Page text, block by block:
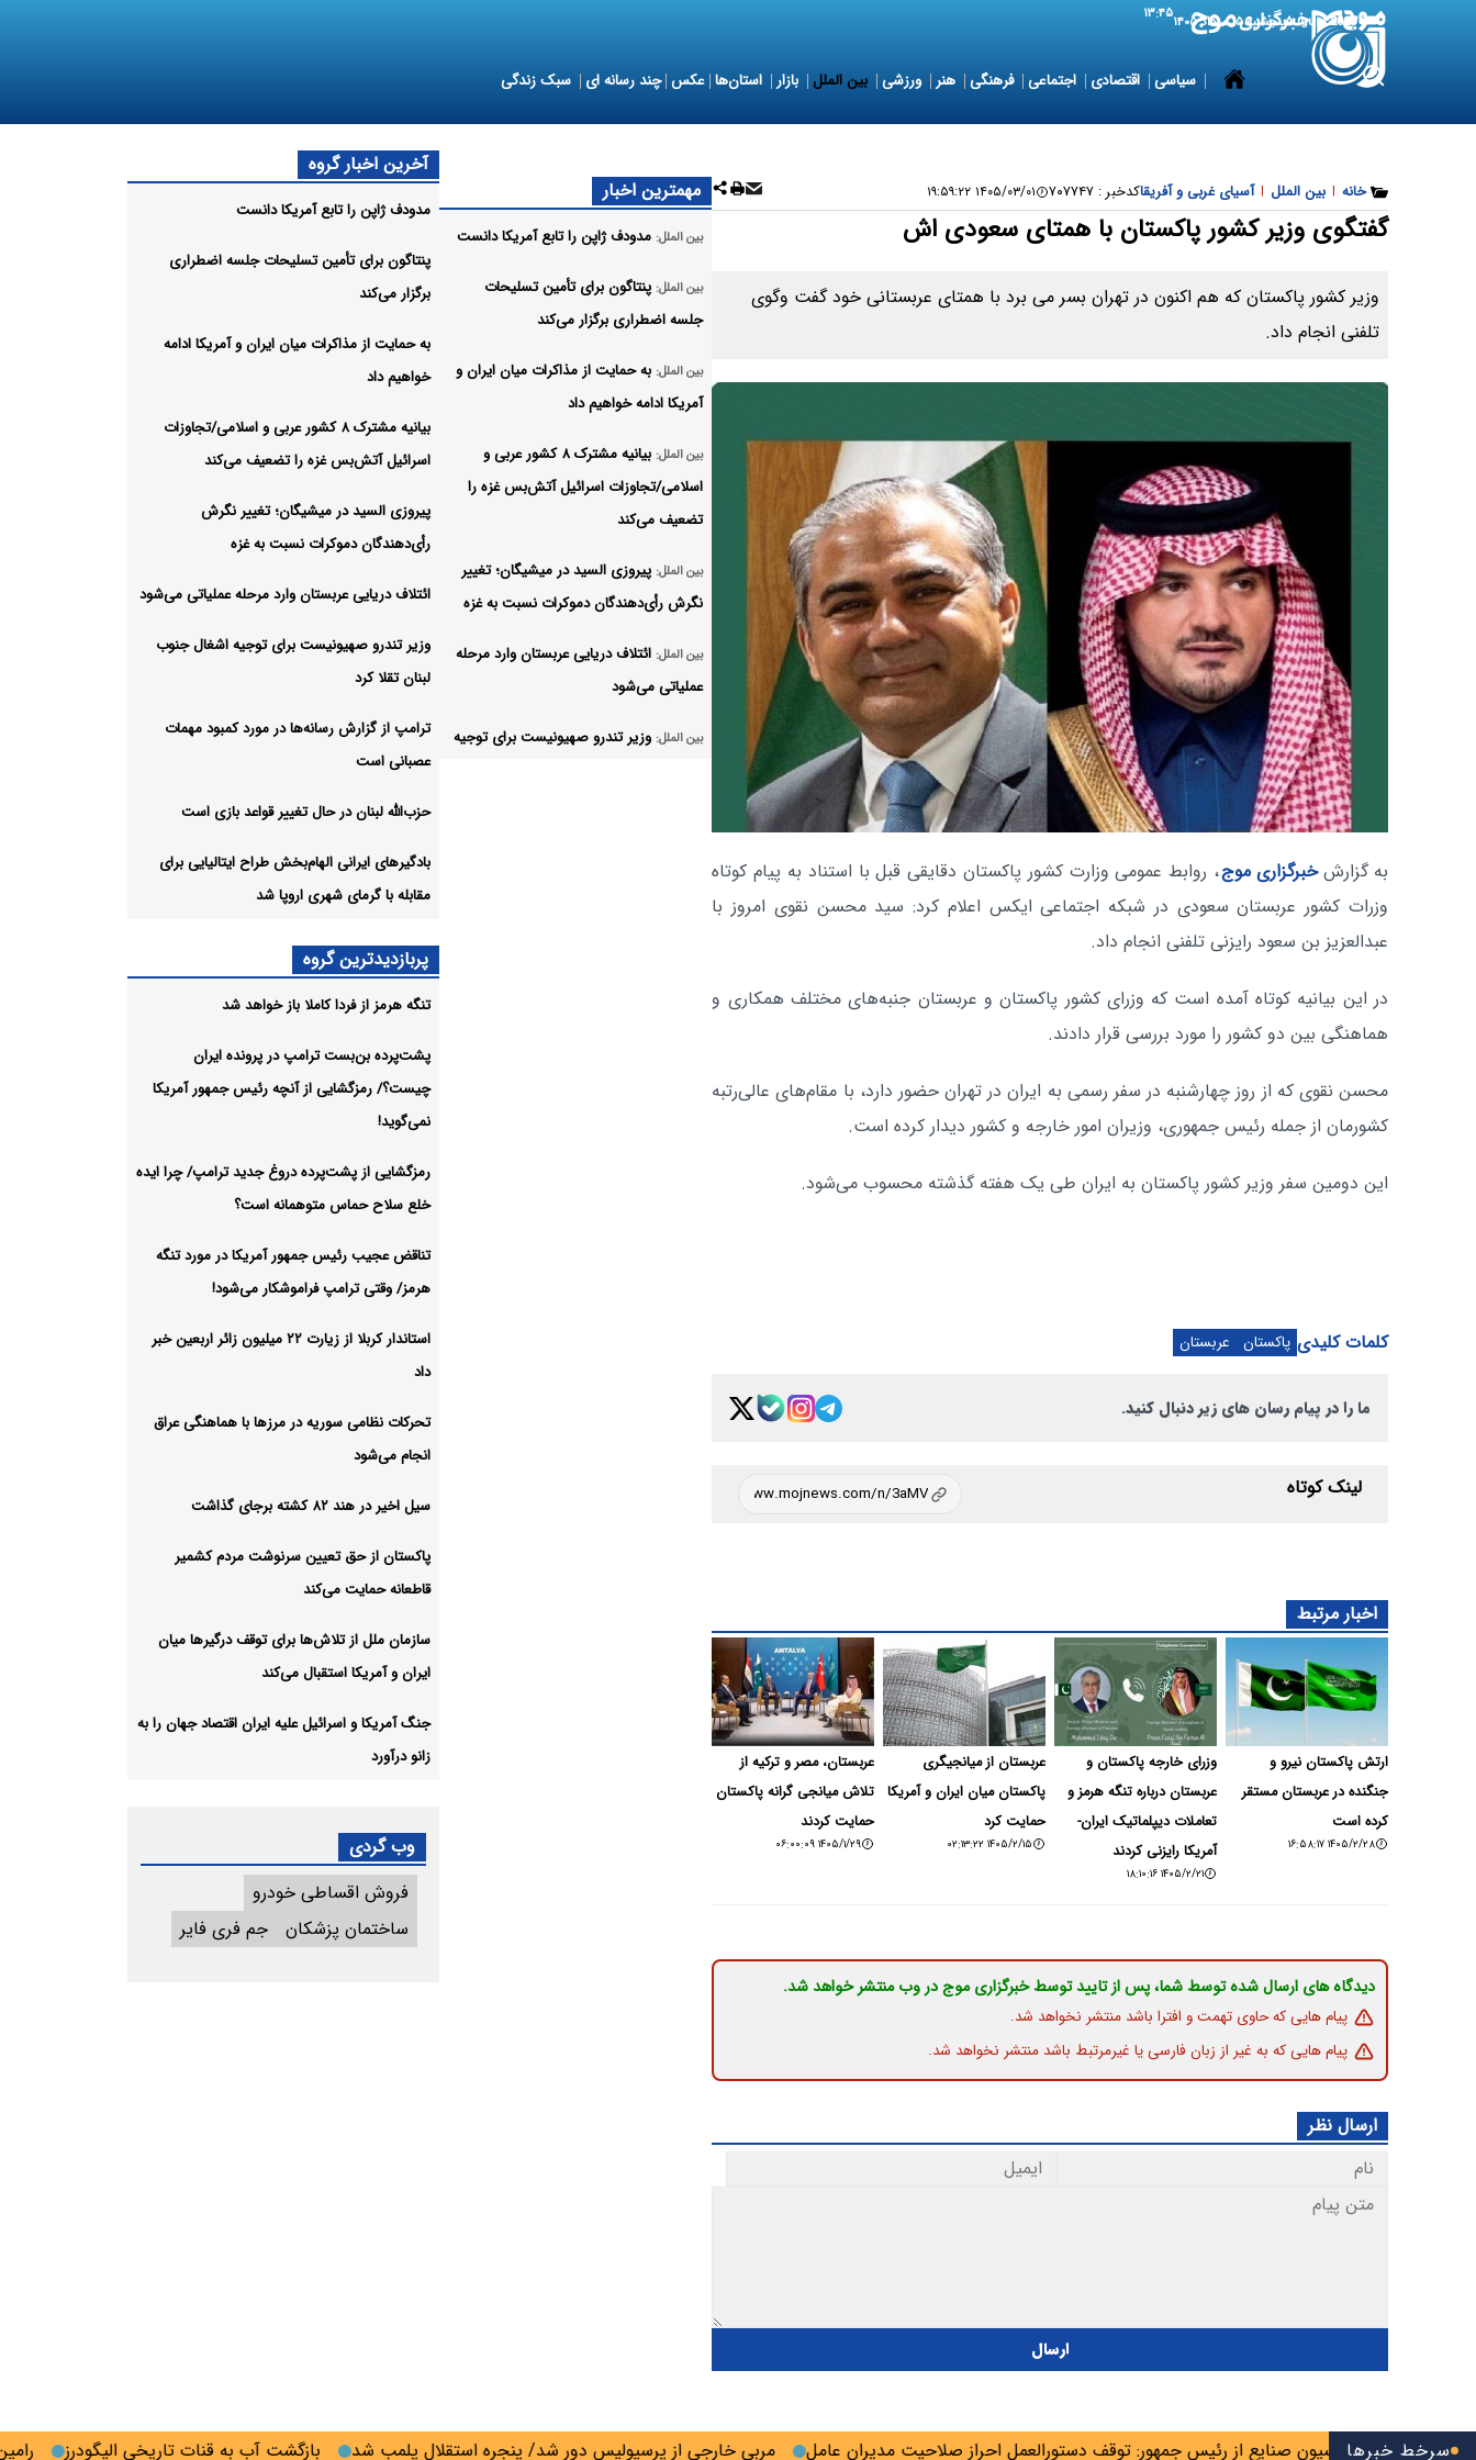
6 August 2026 پنجشنبه ۱۵ مرداد ۱۴۰۵ ۱۳:۴۵
سیاسی اقتصادی اجتماعی فرهنگی هنر ورزشی بین الملل بازار استان‌ها عکس چند رسانه ای سبک زندگی
سرخط خبرها رامین بازگشت آب به قنات تاریخی الیگودرز مربی خارجی از پرسپولیس دور شد/ پنجره استقلال پلمب شد رئیس کمیسیون صنایع از رئیس جمهور: توقف دستورالعمل احراز صلاحیت مدیران عامل
خانه | بین الملل | آسیای غربی و آفریقاکدخبر : ۷۰۷۷۴۷ ۱۴۰۵/۰۳/۰۱ ۱۹:۵۹:۲۲
گفتگوی وزیر کشور پاکستان با همتای سعودی اش
وزیر کشور پاکستان که هم اکنون در تهران بسر می برد با همتای عربستانی خود گفت وگوی
تلفنی انجام داد.‌
به گزارشخبرگزاری موج، روابط عمومی وزارت کشور پاکستان دقایقی قبل با استناد به پیام کوتاه
وزرات کشور عربستان سعودی در شبکه اجتماعی ایکس اعلام کرد: سید محسن نقوی امروز با
عبدالعزیز بن سعود رایزنی تلفنی انجام داد.
در این بیانیه کوتاه آمده است که وزرای کشور پاکستان و عربستان جنبه‌های مختلف همکاری و
هماهنگی بین دو کشور را مورد بررسی قرار دادند.
محسن نقوی که از روز چهارشنبه در سفر رسمی به ایران در تهران حضور دارد، با مقام‌های عالی‌رتبه
کشورمان از جمله رئیس جمهوری، وزیران امور خارجه و کشور دیدار کرده است.
این دومین سفر وزیر کشور پاکستان به ایران طی یک هفته گذشته محسوب می‌شود.
کلمات کلیدی پاکستان عربستان
ما را در پیام رسان های زیر دنبال کنید.
لینک کوتاه
اخبار مرتبط
ارتش پاکستان نیرو و
جنگنده در عربستان مستقر
کرده است
۱۴۰۵/۲/۲۸ ۱۶:۵۸:۱۷
وزرای خارجه پاکستان و
عربستان درباره تنگه هرمز و
تعاملات دیپلماتیک ایران-
آمریکا رایزنی کردند
۱۴۰۵/۲/۲۱ ۱۸:۱۰:۱۶
عربستان از میانجیگری
پاکستان میان ایران و آمریکا
حمایت کرد
۱۴۰۵/۲/۱۵ ۰۲:۱۳:۲۲
عربستان، مصر و ترکیه از
تلاش میانجی گرانه پاکستان
حمایت کردند
۱۴۰۵/۱/۲۹ ۰۶:۰۰:۰۹
دیدگاه های ارسال شده توسط شما، پس از تایید توسط خبرگزاری موج در وب منتشر خواهد شد.
پیام هایی که حاوی تهمت و افترا باشد منتشر نخواهد شد.
پیام هایی که به غیر از زبان فارسی یا غیرمرتبط باشد منتشر نخواهد شد.
ارسال نظر
ارسال
مهمترین اخبار
بین الملل: مدودف ژاپن را تابع آمریکا دانست
بین الملل: پنتاگون برای تأمین تسلیحات
جلسه اضطراری برگزار می‌کند
بین الملل: به حمایت از مذاکرات میان ایران و
آمریکا ادامه خواهیم داد
بین الملل:
بیانیه مشترک ۸ کشور عربی و
اسلامی/تجاوزات اسرائیل آتش‌بس غزه را
تضعیف می‌کند
بین الملل: پیروزی السید در میشیگان؛ تغییر
نگرش رأی‌دهندگان دموکرات نسبت به غزه
بین الملل: ائتلاف دریایی عربستان وارد مرحله
عملیاتی می‌شود
بین الملل: وزیر تندرو صهیونیست برای توجیه
آخرین اخبار گروه
مدودف ژاپن را تابع آمریکا دانست
پنتاگون برای تأمین تسلیحات جلسه اضطراری
برگزار می‌کند
به حمایت از مذاکرات میان ایران و آمریکا ادامه
خواهیم داد
بیانیه مشترک ۸ کشور عربی و اسلامی/تجاوزات
اسرائیل آتش‌بس غزه را تضعیف می‌کند
پیروزی السید در میشیگان؛ تغییر نگرش
رأی‌دهندگان دموکرات نسبت به غزه
ائتلاف دریایی عربستان وارد مرحله عملیاتی می‌شود
وزیر تندرو صهیونیست برای توجیه اشغال جنوب
لبنان تقلا کرد
ترامپ از گزارش رسانه‌ها در مورد کمبود مهمات
عصبانی است
حزب‌الله لبنان در حال تغییر قواعد بازی است
بادگیرهای ایرانی الهام‌بخش طراح ایتالیایی برای
مقابله با گرمای شهری اروپا شد
پربازدیدترین گروه
تنگه هرمز از فردا کاملا باز خواهد شد
پشت‌پرده بن‌بست ترامپ در پرونده ایران
چیست؟/ رمزگشایی از آنچه رئیس جمهور آمریکا
نمی‌گوید!
رمزگشایی از پشت‌پرده دروغ جدید ترامپ/ چرا ایده
خلع سلاح حماس متوهمانه است؟
تناقض عجیب رئیس جمهور آمریکا در مورد تنگه
هرمز/ وقتی ترامپ فراموشکار می‌شود!
استاندار کربلا از زیارت ۲۲ میلیون زائر اربعین خبر
داد
تحرکات نظامی سوریه در مرزها با هماهنگی عراق
انجام می‌شود
سیل اخیر در هند ۸۲ کشته برجای گذاشت
پاکستان از حق تعیین سرنوشت مردم کشمیر
قاطعانه حمایت می‌کند
سازمان ملل از تلاش‌ها برای توقف درگیرها میان
ایران و آمریکا استقبال می‌کند
جنگ آمریکا و اسرائیل علیه ایران اقتصاد جهان را به
زانو درآورد
وب گردی
فروش اقساطی خودرو
ساختمان پزشکان
جم فری فایر